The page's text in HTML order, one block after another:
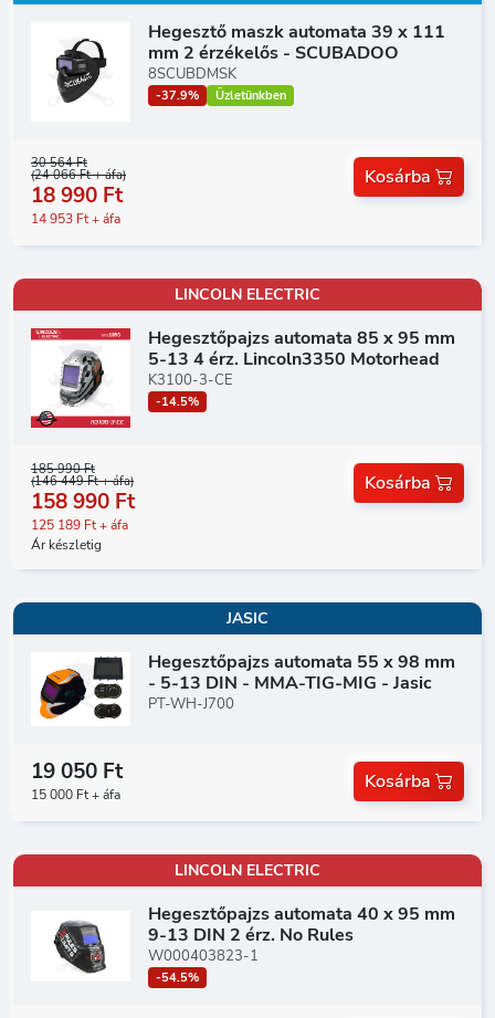
Hegesztő maszk automata 39 x 111
mm 2 érzékelős - SCUBADOO
8SCUBDMSK
-37.9% Üzletünkben
30 564 Ft
(24 066 Ft + áfa)
18 990 Ft
14 953 Ft + áfa
Kosárba
LINCOLN ELECTRIC
Hegesztőpajzs automata 85 x 95 mm
5-13 4 érz. Lincoln3350 Motorhead
K3100-3-CE
-14.5%
185 990 Ft
(146 449 Ft + áfa)
158 990 Ft
125 189 Ft + áfa
Ár készletig
Kosárba
JASIC
Hegesztőpajzs automata 55 x 98 mm
- 5-13 DIN - MMA-TIG-MIG - Jasic
PT-WH-J700
19 050 Ft
15 000 Ft + áfa
Kosárba
LINCOLN ELECTRIC
Hegesztőpajzs automata 40 x 95 mm
9-13 DIN 2 érz. No Rules
W000403823-1
-54.5%